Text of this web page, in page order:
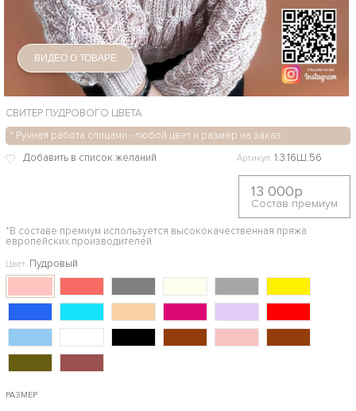
ВИДЕО О ТОВАРЕ
СВИТЕР ПУДРОВОГО ЦВЕТА
* Ручная работа спицами - любой цвет и размер на заказ
Артикул 1.3.16Ш.56
13 000р
Состав премиум
*В составе премиум используется высококачественная пряжа
европейских производителей
Цвет Пудровый
РАЗМЕР